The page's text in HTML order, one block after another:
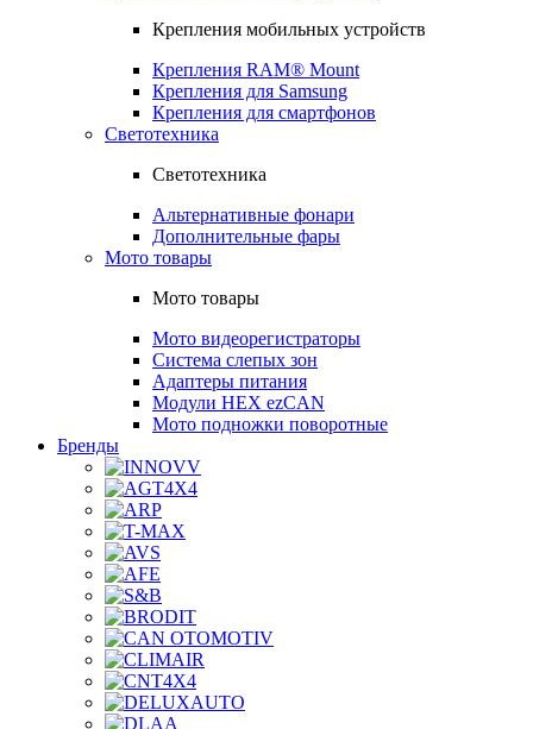
Крепления мобильных устройств
Крепления RAM® Mount
Крепления для Samsung
Крепления для смартфонов
Светотехника
Светотехника
Альтернативные фонари
Дополнительные фары
Мото товары
Мото товары
Мото видеорегистраторы
Система слепых зон
Адаптеры питания
Модули HEX ezCAN
Мото подножки поворотные
Бренды